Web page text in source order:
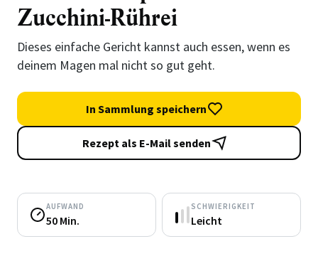
Zucchini-Rührei
Dieses einfache Gericht kannst auch essen, wenn es
deinem Magen mal nicht so gut geht.
In Sammlung speichern
Rezept als E-Mail senden
AUFWAND
50 Min.
SCHWIERIGKEIT
Leicht